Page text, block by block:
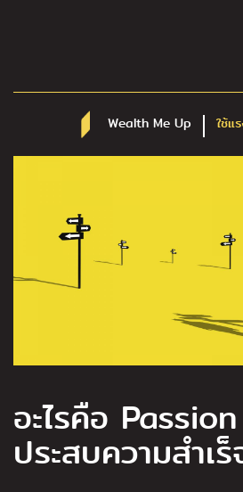
Wealth Me Up ใช้แ
อะไรคือ
ประสบความสำเร็